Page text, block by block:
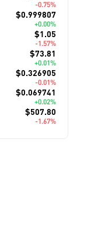
-0.75%
$0.999807
+0.00%
$1.05
-1.57%
$73.81
+0.01%
$0.326905
-0.01%
$0.069741
+0.02%
$507.80
-1.67%